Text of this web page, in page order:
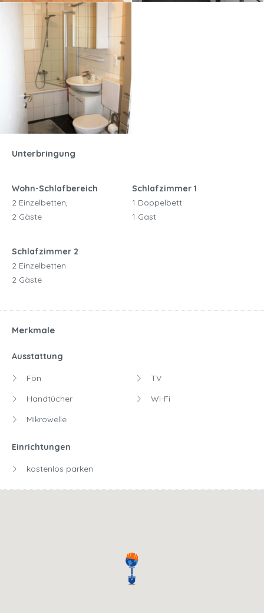
Unterbringung
Wohn-Schlafbereich
2 Einzelbetten,
2 Gäste
Schlafzimmer 1
1 Doppelbett
1 Gast
Schlafzimmer 2
2 Einzelbetten
2 Gäste
Merkmale
Ausstattung
Fön
Handtücher
Mikrowelle
TV
Wi-Fi
Einrichtungen
kostenlos parken